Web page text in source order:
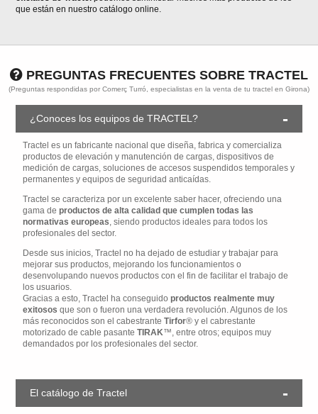
que están en nuestro catálogo online.
PREGUNTAS FRECUENTES SOBRE TRACTEL
(Preguntas respondidas por Comerç Turró, especialistas en la venta de tu tractel en Girona)
¿Conoces los equipos de TRACTEL?
Tractel es un fabricante nacional que diseña, fabrica y comercializa
productos de elevación y manutención de cargas, dispositivos de
medición de cargas, soluciones de accesos suspendidos temporales y
permanentes y equipos de seguridad anticaídas.
Tractel se caracteriza por un excelente saber hacer, ofreciendo una
gama deproductos de alta calidad que cumplen todas las
normativas europeas, siendo productos ideales para todos los
profesionales del sector.
Desde sus inicios, Tractel no ha dejado de estudiar y trabajar para
mejorar sus productos, mejorando los funcionamientos o
desenvolupando nuevos productos con el fin de facilitar el trabajo de
los usuarios.
Gracias a esto, Tractel ha conseguidoproductos realmente muy
exitosos que son o fueron una verdadera revolución. Algunos de los
más reconocidos son el cabestranteTirfor® y el cabrestante
motorizado de cable pasanteTIRAK™, entre otros; equipos muy
demandados por los profesionales del sector.
El catálogo de Tractel